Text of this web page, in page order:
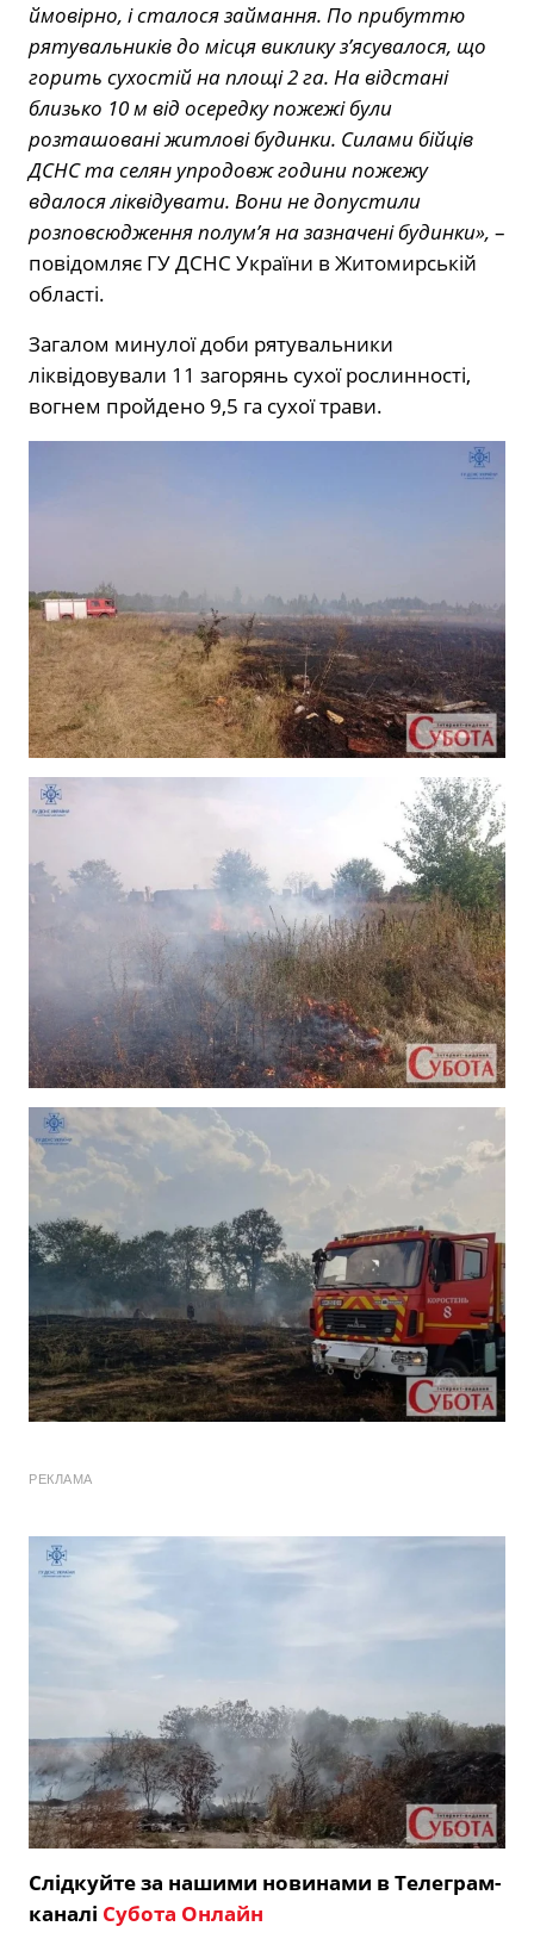
ймовірно, і сталося займання. По прибуттю
рятувальників до місця виклику з’ясувалося, що
горить сухостій на площі 2 га. На відстані
близько 10 м від осередку пожежі були
розташовані житлові будинки. Силами бійців
ДСНС та селян упродовж години пожежу
вдалося ліквідувати. Вони не допустили
розповсюдження полум’я на зазначені будинки», –
повідомляє ГУ ДСНС України в Житомирській
області.
Загалом минулої доби рятувальники
ліквідовували 11 загорянь сухої рослинності,
вогнем пройдено 9,5 га сухої трави.
РЕКЛАМА
Слідкуйте за нашими новинами в Телеграм-
каналі Субота Онлайн